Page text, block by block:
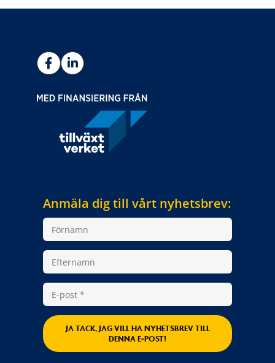
Anmäla dig till vårt nyhetsbrev:
JA TACK, JAG VILL HA NYHETSBREV TILL
DENNA E-POST!